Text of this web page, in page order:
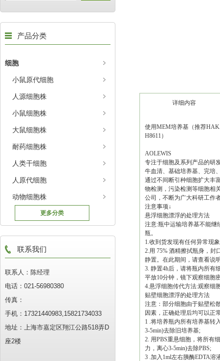
产品分类
细胞
小鼠原代细胞
人源细胞株
小鼠细胞株
大鼠细胞株
耐药细胞株
人类干细胞
人原代细胞
动物细胞株
更多分类
联系我们
联系人：陈经理
电话：021-56980380
传真：
手机：17321440983,15821734033
地址：上海市嘉定区翔江公路518弄D
座2楼
详细内容
使用MEM培养基（推荐
H8611）
AOLEWIS
专注于细胞及系列产品的研
牛血清、基础培养基、完培
通过不间断引种细胞扩大丰
物检测，污染检测等细胞相
公司，不断为广大科研工作
注意事项↓
悬浮细胞漂浮的处理方法
注意:瓶中运输培养基不能继
瓶。
1.收到货发现有任何异常现
2.用 75% 酒精擦拭瓶身，封
静置。在此期间，请查看说
3. 静置4h后，请将瓶内所有
平放10分钟，镜下观察细胞
4.悬浮细胞传代方法:观察细
贴壁细胞漂浮的处理方法
注意：部分细胞由于贴壁松
因素，正确处理后均可以正
1 .将培养瓶内所有培养基转
3-5min)去除旧培养基;
2. 用PBS重悬细胞，将所有
力，离心3-5min)去除PBS;
3 .加入1ml左右胰酶EDTA溶